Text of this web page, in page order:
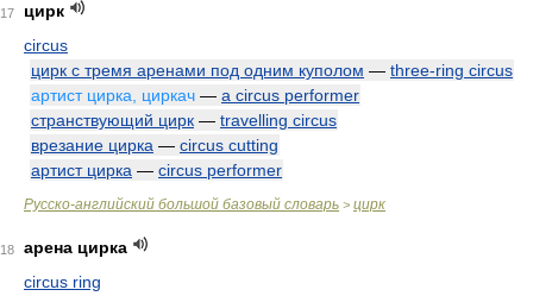
17
цирк
circus
цирк с тремя аренами под одним куполом — three-ring circus
артист цирка, циркач — a circus performer
странствующий цирк — travelling circus
врезание цирка — circus cutting
артист цирка — circus performer
Русско-английский большой базовый словарь > цирк
18
арена цирка
circus ring